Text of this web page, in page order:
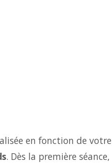
en fonction de votre
. Dès la première séance,